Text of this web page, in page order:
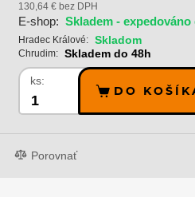
130,64 € bez DPH
E-shop: Skladem -
Hradec Králové: Skladom
Chrudim: Skladem do 48h
ks:
DO
Porovnať